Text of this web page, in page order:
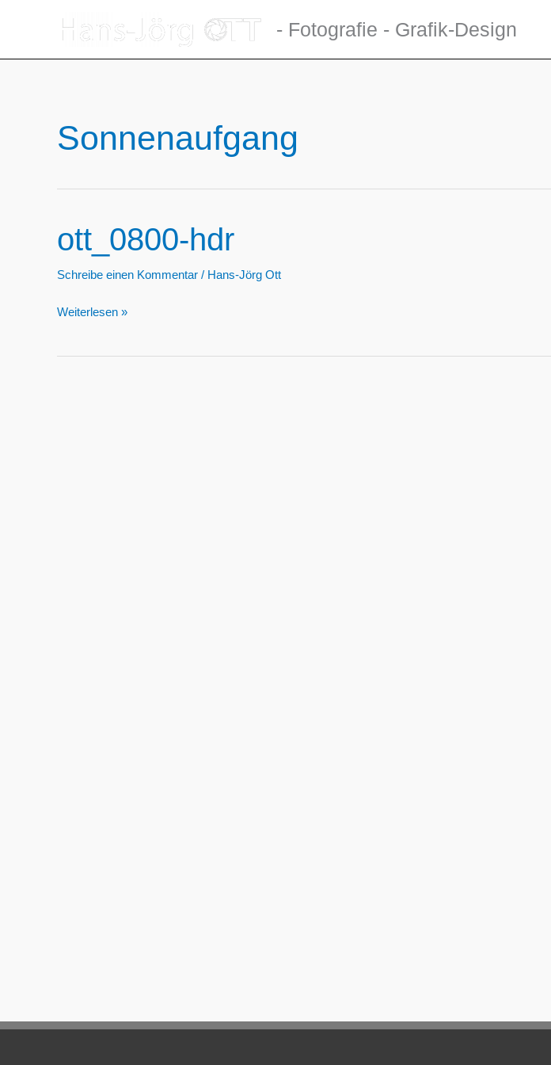
- Fotografie - Grafik-Design
Sonnenaufgang
ott_0800-hdr
Schreibe einen Kommentar / Hans-Jörg Ott
ott_0800-
Weiterlesen »